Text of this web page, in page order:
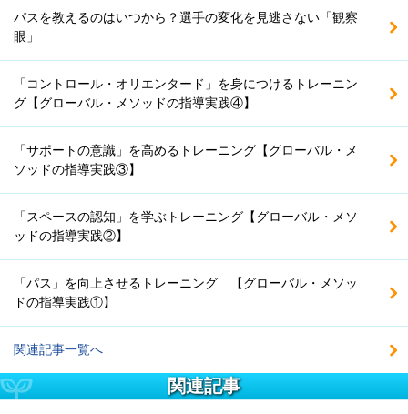
パスを教えるのはいつから？選手の変化を見逃さない「観察
眼」
「コントロール・オリエンタード」を身につけるトレーニン
グ【グローバル・メソッドの指導実践④】
「サポートの意識」を高めるトレーニング【グローバル・メ
ソッドの指導実践③】
「スペースの認知」を学ぶトレーニング【グローバル・メソ
ッドの指導実践②】
「パス」を向上させるトレーニング 【グローバル・メソッ
ドの指導実践①】
関連記事一覧へ
関連記事